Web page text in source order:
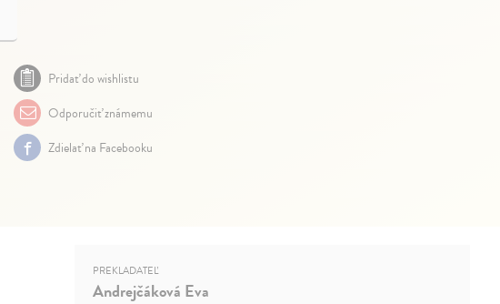
Pridať do wishlistu
Odporučiť známemu
Zdielať na Facebooku
PREKLADATEĽ
Andrejčáková Eva